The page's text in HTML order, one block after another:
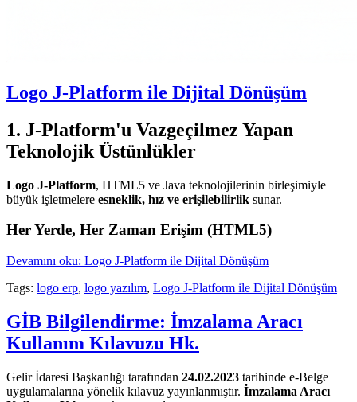
Logo J-Platform ile Dijital Dönüşüm
1. J-Platform'u Vazgeçilmez Yapan
Teknolojik Üstünlükler
Logo J-Platform, HTML5 ve Java teknolojilerinin birleşimiyle
büyük işletmelere esneklik, hız ve erişilebilirlik sunar.
Her Yerde, Her Zaman Erişim (HTML5)
Devamını oku: Logo J-Platform ile Dijital Dönüşüm
Tags: logo erp, logo yazılım, Logo J-Platform ile Dijital Dönüşüm
GİB Bilgilendirme: İmzalama Aracı
Kullanım Kılavuzu Hk.
Gelir İdaresi Başkanlığı tarafından 24.02.2023 tarihinde e-Belge
uygulamalarına yönelik kılavuz yayınlanmıştır. İmzalama Aracı